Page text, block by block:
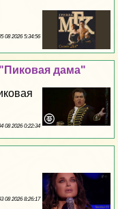
08 2026 5:34:56
дама"
08 2026 0:22:34
08 2026 8:26:17